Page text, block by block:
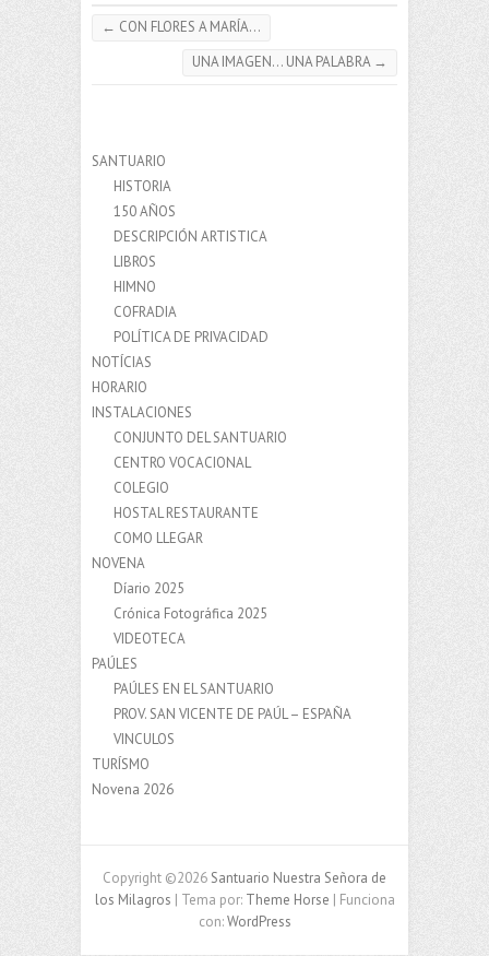
← CON FLORES A MARÍA…
UNA IMAGEN… UNA PALABRA →
SANTUARIO
HISTORIA
150 AÑOS
DESCRIPCIÓN ARTISTICA
LIBROS
HIMNO
COFRADIA
POLÍTICA DE PRIVACIDAD
NOTÍCIAS
HORARIO
INSTALACIONES
CONJUNTO DEL SANTUARIO
CENTRO VOCACIONAL
COLEGIO
HOSTAL RESTAURANTE
COMO LLEGAR
NOVENA
Díario 2025
Crónica Fotográfica 2025
VIDEOTECA
PAÚLES
PAÚLES EN EL SANTUARIO
PROV. SAN VICENTE DE PAÚL – ESPAÑA
VINCULOS
TURÍSMO
Novena 2026
Copyright ©2026 Santuario Nuestra Señora de
los Milagros | Tema por: Theme Horse | Funciona
con:WordPress